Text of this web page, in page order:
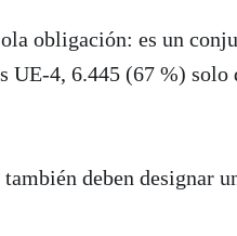
obligación: es un
4, 6.445 (67 %)
deben designar